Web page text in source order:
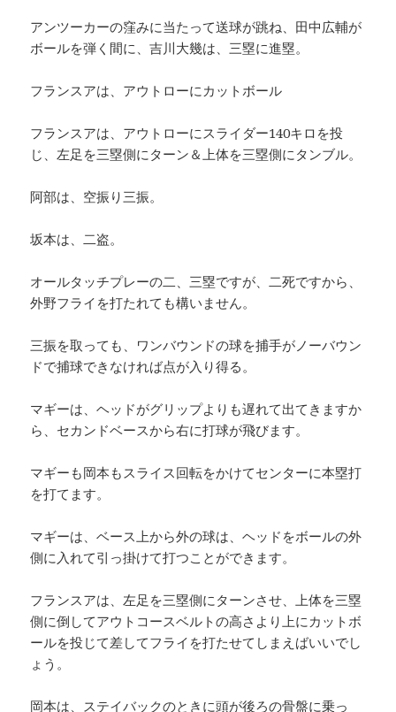
アンツーカーの窪みに当たって送球が跳ね、田中広輔が
ボールを弾く間に、吉川大幾は、三塁に進塁。
フランスアは、アウトローにカットボール
フランスアは、アウトローにスライダー140キロを投
じ、左足を三塁側にターン＆上体を三塁側にタンブル。
阿部は、空振り三振。
坂本は、二盗。
オールタッチプレーの二、三塁ですが、二死ですから、
外野フライを打たれても構いません。
三振を取っても、ワンバウンドの球を捕手がノーバウン
ドで捕球できなければ点が入り得る。
マギーは、ヘッドがグリップよりも遅れて出てきますか
ら、セカンドベースから右に打球が飛びます。
マギーも岡本もスライス回転をかけてセンターに本塁打
を打てます。
マギーは、ベース上から外の球は、ヘッドをボールの外
側に入れて引っ掛けて打つことができます。
フランスアは、左足を三塁側にターンさせ、上体を三塁
側に倒してアウトコースベルトの高さより上にカットボ
ールを投じて差してフライを打たせてしまえばいいでし
ょう。
岡本は、ステイバックのときに頭が後ろの骨盤に乗っ